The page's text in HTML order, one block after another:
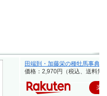
田端到・加藤栄の種牡馬事典
価格：2,970円（税込、送料無
楽